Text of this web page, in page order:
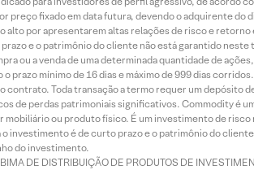
preço fixado em data futura, devendo o adquirente
alto por apresentarem altas relações de risco e
e o patrimônio do cliente não está garantido neste
ou a venda de uma determinada quantidade de
mínimo de 16 dias e máximo de 999 dias
Toda transação a termo requer um depósito
de perdas patrimoniais significativos. Commodity
mobiliário ou produto físico. É um investimento de
investimento é de curto prazo e o patrimônio do
do investimento.
DE DISTRIBUIÇÃO DE PRODUTOS DE